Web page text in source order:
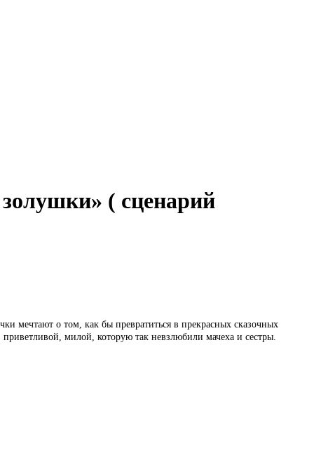
( сценарий
мечтают о том, как бы превратиться в прекрасных сказочных
милой, которую так невзлюбили мачеха и сестры.